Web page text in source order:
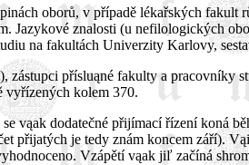
oborů, v případě lékařských
Jazykové znalosti (u nefilologických
na fakultách Univerzity Karlovy,
přísluąné fakulty a pracovníky
vyřízených kolem 370.
vąak dodatečné přijímací řízení koná
přijatých je tedy znám koncem září).
Vzápětí vąak jiľ začíná